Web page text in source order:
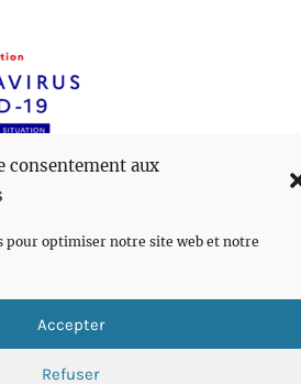
consentement aux
pour optimiser notre site web et notre
Accepter
Refuser